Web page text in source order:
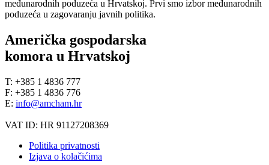
međunarodnih poduzeća u Hrvatskoj. Prvi smo izbor međunarodnih
poduzeća u zagovaranju javnih politika.
Američka gospodarska
komora u Hrvatskoj
T: +385 1 4836 777
F: +385 1 4836 776
E: info@amcham.hr
VAT ID: HR 91127208369
Politika privatnosti
Izjava o kolačićima